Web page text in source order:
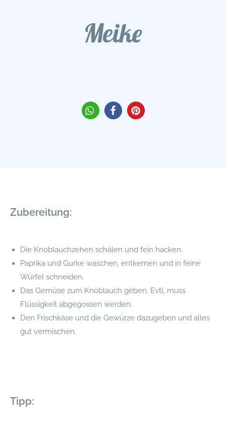
Meike
Zubereitung:
Die Knoblauchzehen schälen und fein hacken.
Paprika und Gurke waschen, entkernen und in feine
Würfel schneiden.
Das Gemüse zum Knoblauch geben. Evtl. muss
Flüssigkeit abgegossen werden.
Den Frischkäse und die Gewürze dazugeben und alles
gut vermischen.
Tipp: